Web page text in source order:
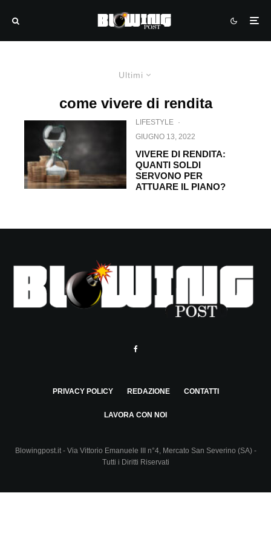
Ultimi
come vivere di rendita
LIFESTYLE ·
GIUGNO 13, 2022
VIVERE DI RENDITA:
QUANTI SOLDI
SERVONO PER
ATTUARE IL PIANO?
PRIVACY POLICY REDAZIONE CONTATTI
LAVORA CON NOI
Blowingpost.it - Via Vittorio Emanuele III n°4, Mercato San Severino (SA) -
Tutti i Diritti Riservati